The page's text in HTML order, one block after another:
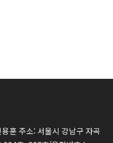
훈 주소: 서울시 강남구 자곡